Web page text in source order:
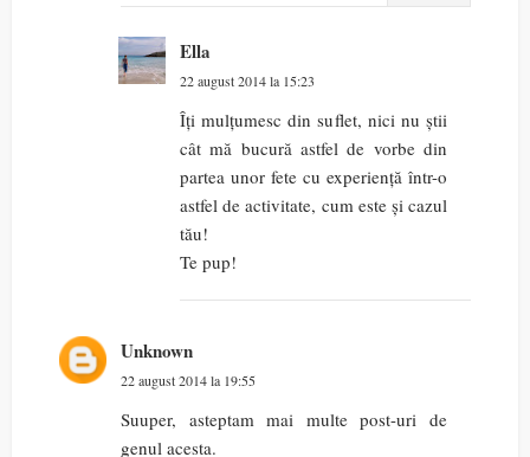
Ella
22 august 2014 la 15:23
Îți mulțumesc din suflet, nici nu știi
cât mă bucură astfel de vorbe din
partea unor fete cu experiență într-o
astfel de activitate, cum este și cazul
tău!
Te pup!
Unknown
22 august 2014 la 19:55
Suuper, asteptam mai multe post-uri de
genul acesta.